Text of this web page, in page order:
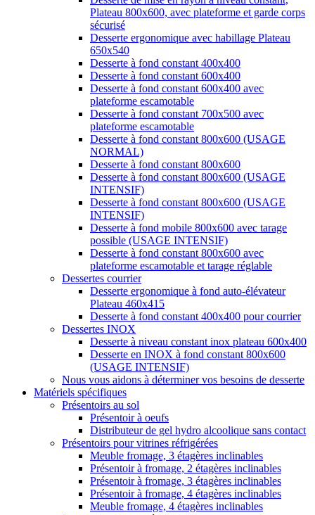
Plateau 800x600, avec plateforme et garde corps
sécurisé
Desserte ergonomique avec habillage Plateau
650x540
Desserte à fond constant 400x400
Desserte à fond constant 600x400
Desserte à fond constant 600x400 avec
plateforme escamotable
Desserte à fond constant 700x500 avec
plateforme escamotable
Desserte à fond constant 800x600 (USAGE
NORMAL)
Desserte à fond constant 800x600
Desserte à fond constant 800x600 (USAGE
INTENSIF)
Desserte à fond constant 800x600 (USAGE
INTENSIF)
Desserte à fond mobile 800x600 avec tarage
possible (USAGE INTENSIF)
Desserte à fond constant 800x600 avec
plateforme escamotable et tarage réglable
Dessertes courrier
Desserte ergonomique à fond auto-élévateur
Plateau 460x415
Desserte à fond constant 400x400 pour courrier
Dessertes INOX
Desserte à niveau constant inox plateau 600x400
Desserte en INOX à fond constant 800x600
(USAGE INTENSIF)
Nous vous aidons à déterminer vos besoins de desserte
Matériels spécifiques
Présentoirs au sol
Présentoir à oeufs
Distributeur de gel hydro alcoolique sans contact
Présentoirs pour vitrines réfrigérées
Meuble fromage, 3 étagères inclinables
Présentoir à fromage, 2 étagères inclinables
Présentoir à fromage, 3 étagères inclinables
Présentoir à fromage, 4 étagères inclinables
Meuble fromage, 4 étagères inclinables